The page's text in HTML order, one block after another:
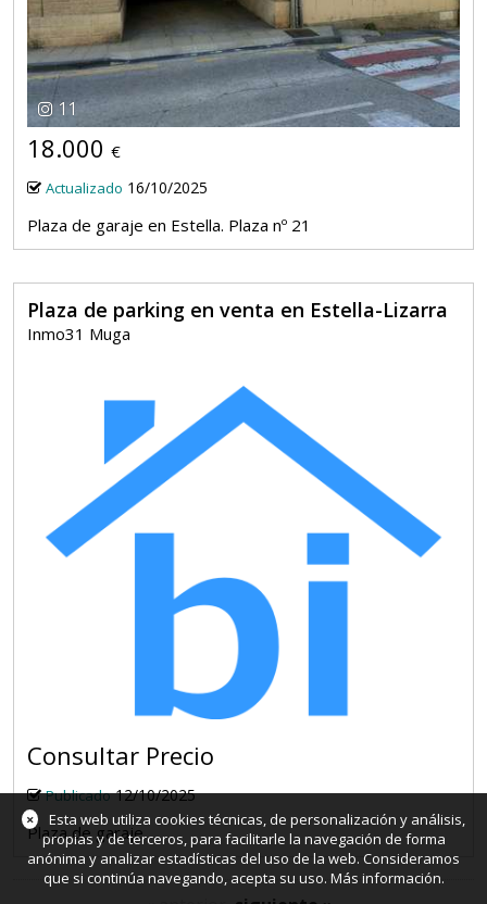
11
18.000 €
Actualizado 16/10/2025
Plaza de garaje en Estella. Plaza nº 21
Plaza de parking en venta en Estella-Lizarra
Inmo31 Muga
Consultar Precio
Publicado12/10/2025
Plaza de garaje
×
Esta web utiliza cookies técnicas, de personalización y análisis,
propias y de terceros, para facilitarle la navegación de forma
anónima y analizar estadísticas del uso de la web. Consideramos
que si continúa navegando, acepta su uso. Más información.